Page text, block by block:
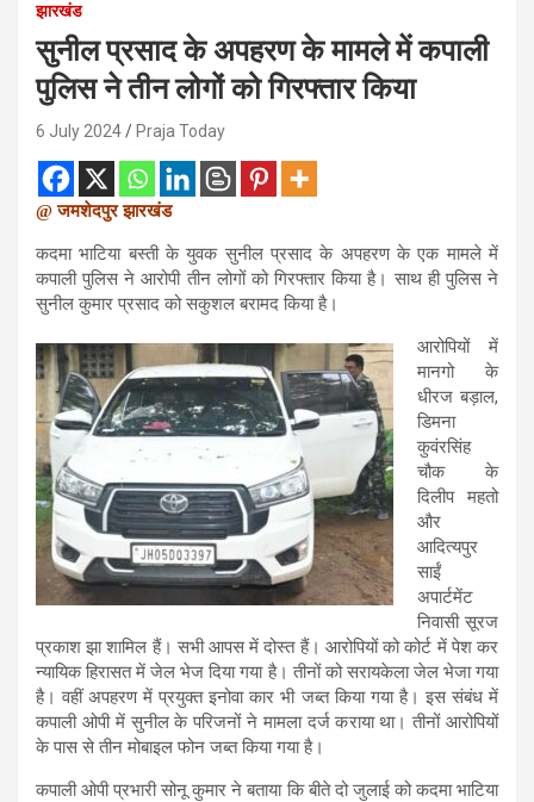
झारखंड
सुनील प्रसाद के अपहरण के मामले में कपाली
पुलिस ने तीन लोगों को गिरफ्तार किया
6 July 2024 Praja Today
@ जमशेदपुर झारखंड
कदमा भाटिया बस्ती के युवक सुनील प्रसाद के अपहरण के एक मामले में
कपाली पुलिस ने आरोपी तीन लोगों को गिरफ्तार किया है। साथ ही पुलिस ने
सुनील कुमार प्रसाद को सकुशल बरामद किया है।
आरोपियों में
मानगो के
धीरज बड़ाल,
डिमना
कुवंरसिंह
चौक के
दिलीप महतो
और
आदित्यपुर
साईं
अपार्टमेंट
निवासी सूरज
प्रकाश झा शामिल हैं। सभी आपस में दोस्त हैं। आरोपियों को कोर्ट में पेश कर
न्यायिक हिरासत में जेल भेज दिया गया है। तीनों को सरायकेला जेल भेजा गया
है। वहीं अपहरण में प्रयुक्त इनोवा कार भी जब्त किया गया है। इस संबंध में
कपाली ओपी में सुनील के परिजनों ने मामला दर्ज कराया था। तीनों आरोपियों
के पास से तीन मोबाइल फोन जब्त किया गया है।
कपाली ओपी प्रभारी सोनू कुमार ने बताया कि बीते दो जुलाई को कदमा भाटिया